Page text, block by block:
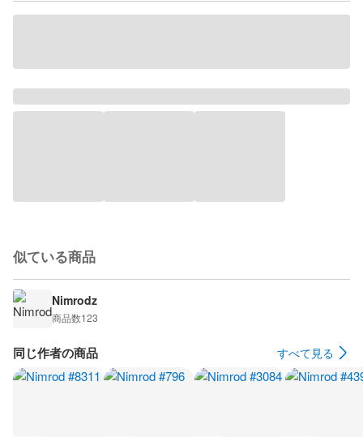
似ている商品
Nimrodz
商品数123
同じ作者の商品 すべて見る